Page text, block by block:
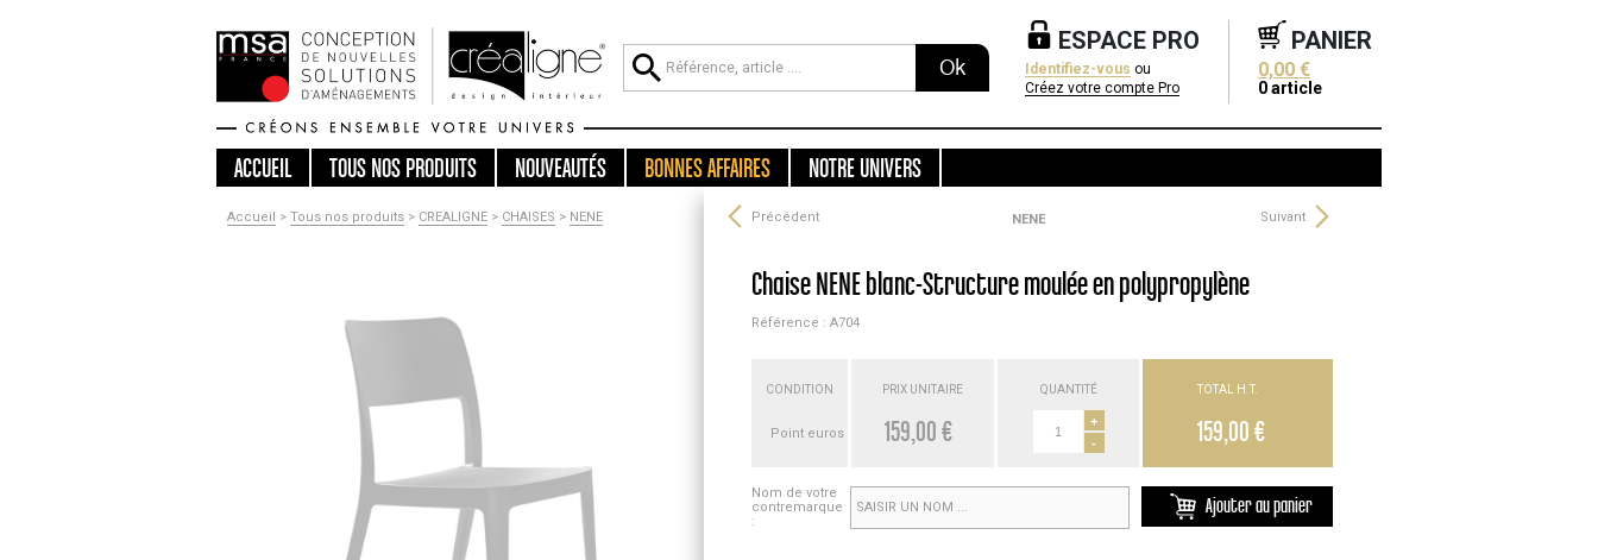
Ok
ESPACE PRO
Identifiez-vous ou
Créez votre compte Pro
PANIER
0,00 €
0article
ACCUEIL TOUSNOS PRODUITS NOUVEAUTÉS BONNES AFFAIRES NOTRE UNIVERS
Accueil > Tous nos produits> CREALIGNE> CHAISES > NENE Précédent NENE Suivant
Chaise NENE blanc-Structure moulée en polypropylène
Référence : A704
CONDITION
Point euros
PRIX UNITAIRE
159,00 €
QUANTITÉ
+
-
TOTAL H.T.
159,00 €
Nom de votre
contremarque
:
Ajouter au panier